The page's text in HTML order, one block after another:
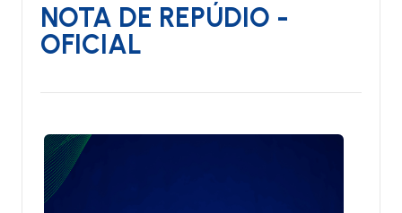
NOTA DE REPÚDIO -
OFICIAL